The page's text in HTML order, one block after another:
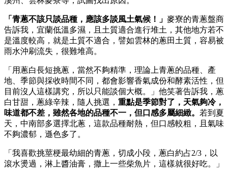
「青蔥不該只談品種，應該多談風土氣候！」 麥寮的青蔥盤商
告訴我，宜蘭低溫多濕，且土質適合進行堆土，其他地方若不
是溫度較高，就是土質不適合，譬如雲林的蔥田土質，容易被
雨水沖刷流失，很難堆高。
「用蔥白長短挑蔥，當然不夠精準，理論上青蔥的品種、產
地、季節與採收時間不同，都會影響香氣成份和酵素活性，但
目前沒人這樣講究，所以只能談個大概。」他笑著告訴我，蔥
白甘甜，蔥綠辛辣，隨人挑選， 重點是季節對了，天氣夠冷，
味道都不差，雖然各地的品種不一，但口感多屬細緻。 若到夏
天，中南部多選擇北蔥，這款品種耐熱，但口感較粗，且氣味
不夠濃郁，遜色多了。
「我喜歡挑莖梗最幼細的青蔥，切成小段，蔥白約占2/3，以
滾水燙過，淋上醬油膏，撒上一些柴魚片，這樣就很好吃。」